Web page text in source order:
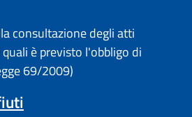
consultazione degli atti
è previsto l'obbligo di
69/2009)